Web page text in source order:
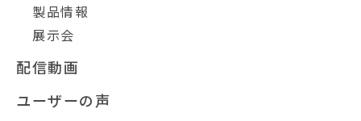
製品情報
展示会
配信動画
ユーザーの声